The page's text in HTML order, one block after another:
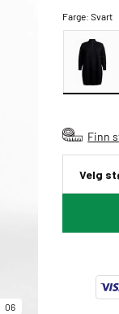
06
Farge:Svart
Finn
Velg